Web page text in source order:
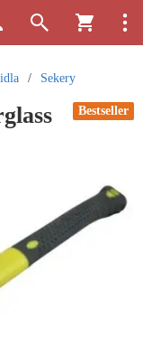
/ Sekery
Bestseller